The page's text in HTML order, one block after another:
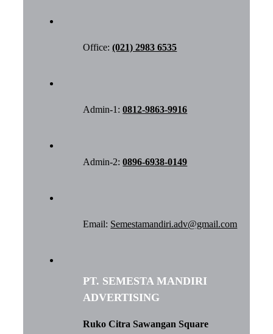
Office:(021) 2983 6535
Admin-1:0812-9863-9916
Admin-2:0896-6938-0149
Email: Semestamandiri.adv@gmail.com
PT. SEMESTA MANDIRI
ADVERTISING
Ruko Citra Sawangan Square